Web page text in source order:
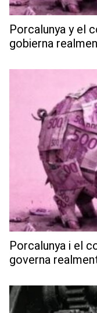
Porcalunya y el
gobierna
Porcalunya i el
governa